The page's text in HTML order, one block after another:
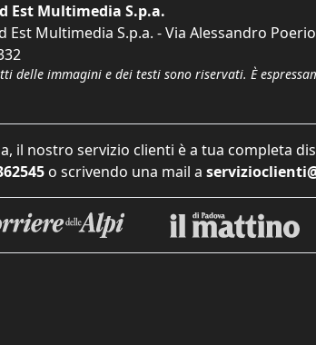
Est Multimedia S.p.a.
Est Multimedia S.p.a. - Via Alessandro Poerio,
delle immagini e dei testi sono riservati. È
il nostro servizio clienti è a tua completa
o scrivendo una mail a